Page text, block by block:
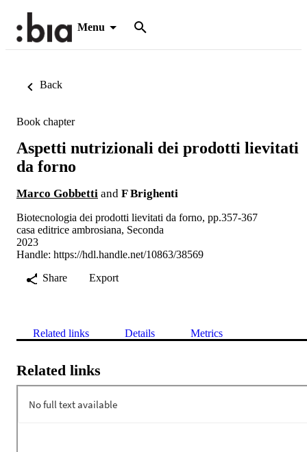
Menu
Back
Book chapter
Aspetti nutrizionali dei prodotti lievitati
da forno
Marco Gobbetti and F Brighenti
Biotecnologia dei prodotti lievitati da forno, pp.357-367
casa editrice ambrosiana, Seconda
2023
Handle: https://hdl.handle.net/10863/38569
Share
Export
Related links Details Metrics
Related links